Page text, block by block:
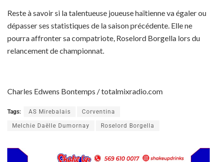
Reste à savoir si la talentueuse joueuse haïtienne va égaler ou
dépasser ses statistiques de la saison précédente. Elle ne
pourra affronter sa compatriote, Roselord Borgella lors du
relancement de championnat.
Charles Edwens Bontemps / totalmixradio.com
Tags: AS Mirebalais Corventina
Melchie Daëlle Dumornay Roselord Borgella